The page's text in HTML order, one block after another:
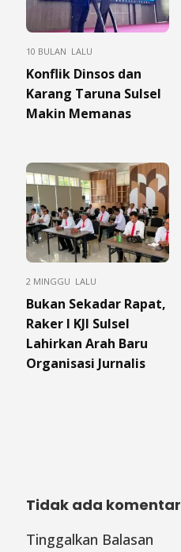
10 BULAN LALU
Konflik Dinsos dan
Karang Taruna Sulsel
Makin Memanas
2 MINGGU LALU
Bukan Sekadar Rapat,
Raker I KJI Sulsel
Lahirkan Arah Baru
Organisasi Jurnalis
Tidak ada komentar
Tinggalkan Balasan